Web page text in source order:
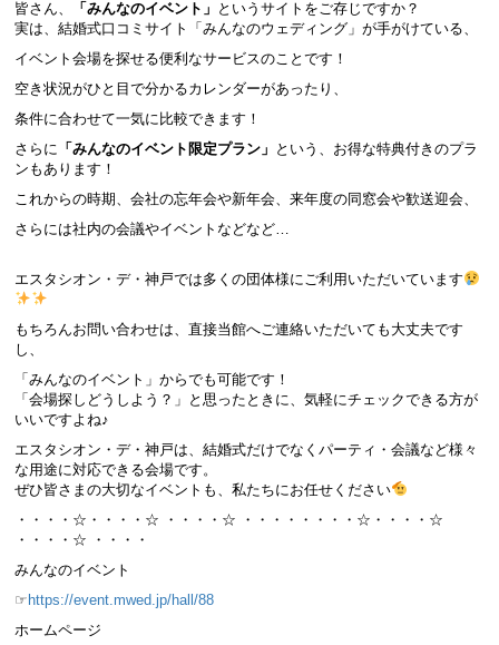
皆さん、
「みんなのイベント」 というサイトをご存じですか？
実は、結婚式口コミサイト「みんなのウェディング」が手がけている、
イベント会場を探せる便利なサービスのことです！
空き状況がひと目で分かるカレンダーがあったり、
条件に合わせて一気に比較できます！
さらに 「みんなのイベント限定プラン」 という、お得な特典付きのプラ
ンもあります！
これからの時期、会社の忘年会や新年会、来年度の同窓会や歓送迎会、
さらには社内の会議やイベントなどなど…
エスタシオン・デ・神戸では多くの団体様にご利用いただいています
もちろんお問い合わせは、直接当館へご連絡いただいても大丈夫です
し、
「みんなのイベント」からでも可能です！
「会場探しどうしよう？」と思ったときに、気軽にチェックできる方が
いいですよね♪
エスタシオン・デ・神戸は、結婚式だけでなくパーティ・会議など様々
な用途に対応できる会場です。
ぜひ皆さまの大切なイベントも、私たちにお任せください
・・・・☆・・・・☆ ・・・・☆ ・・・・・・・・☆・・・・☆
・・・・☆ ・・・・
みんなのイベント
☞ https://event.mwed.jp/hall/88
ホームページ